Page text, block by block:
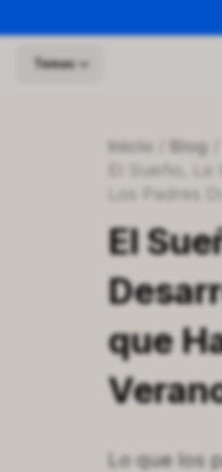
Temas
Inicio Blog
Los Padres
El
que
Lo que los